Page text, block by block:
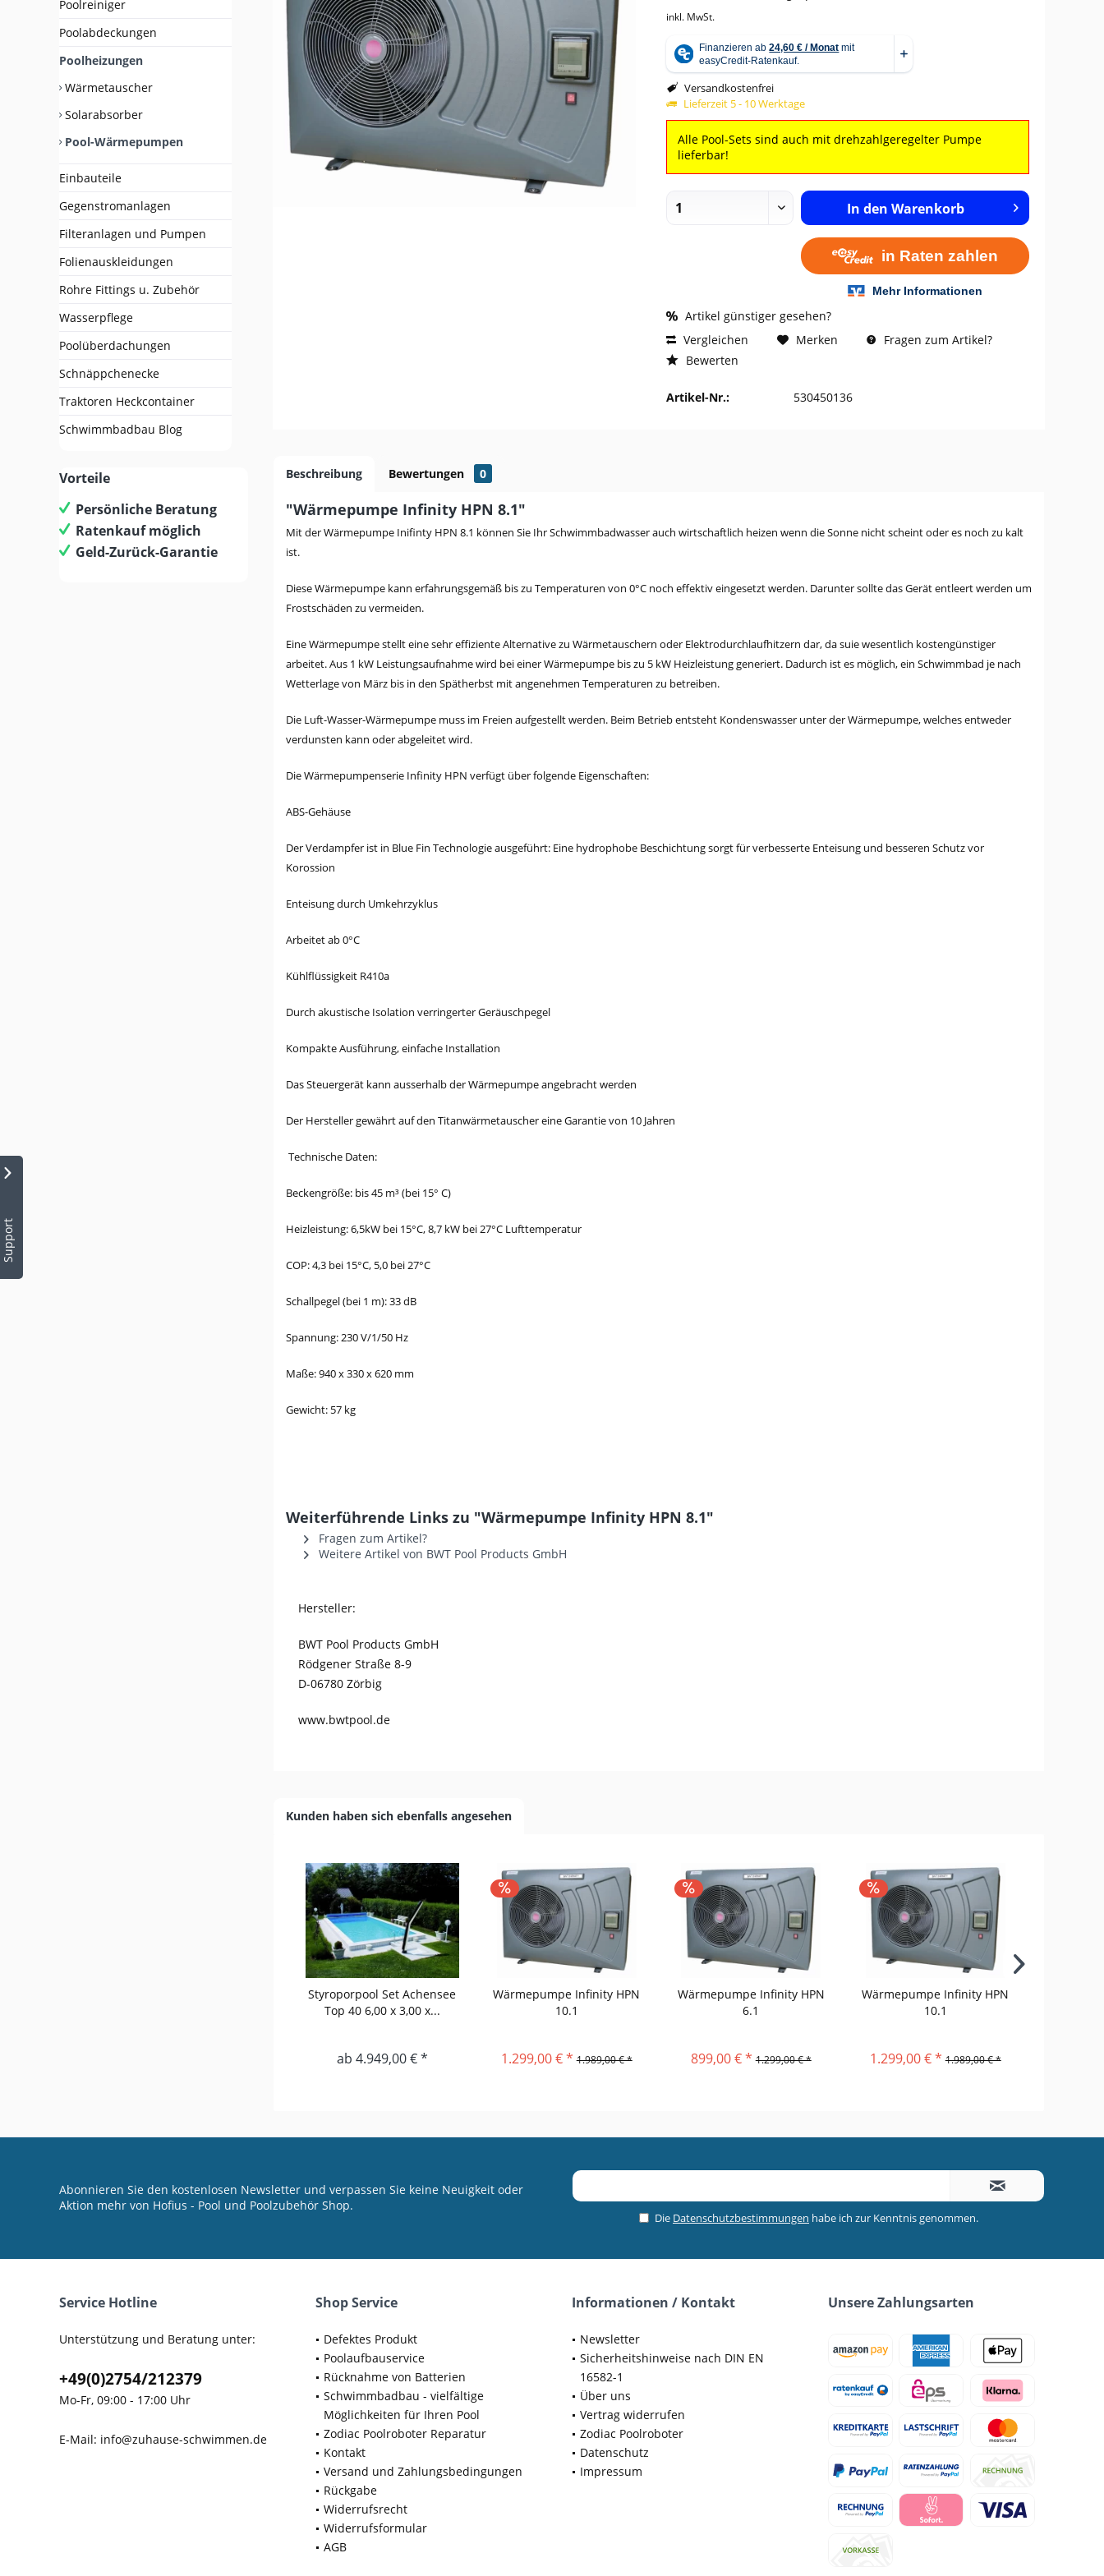
Support
Poolreiniger
Poolabdeckungen
Poolheizungen
Wärmetauscher
Solarabsorber
Pool-Wärmepumpen
Einbauteile
Gegenstromanlagen
Filteranlagen und Pumpen
Folienauskleidungen
Rohre Fittings u. Zubehör
Wasserpflege
Poolüberdachungen
Schnäppchenecke
Traktoren Heckcontainer
Schwimmbadbau Blog
Vorteile
Persönliche Beratung
Ratenkauf möglich
Geld-Zurück-Garantie
inkl. MwSt.
Versandkostenfrei
Lieferzeit 5 - 10 Werktage
Alle Pool-Sets sind auch mit drehzahlgeregelter Pumpe
lieferbar!
In den Warenkorb
Artikel günstiger gesehen?
Vergleichen
Merken
Fragen zum Artikel?
Bewerten
Artikel-Nr.: 530450136
Beschreibung Bewertungen 0
"Wärmepumpe Infinity HPN 8.1"
Mit der Wärmepumpe Inifinty HPN 8.1 können Sie Ihr Schwimmbadwasser auch wirtschaftlich heizen wenn die Sonne nicht scheint oder es noch zu kalt
ist.
Diese Wärmepumpe kann erfahrungsgemäß bis zu Temperaturen von 0°C noch effektiv eingesetzt werden. Darunter sollte das Gerät entleert werden um
Frostschäden zu vermeiden.
Eine Wärmepumpe stellt eine sehr effiziente Alternative zu Wärmetauschern oder Elektrodurchlaufhitzern dar, da suie wesentlich kostengünstiger
arbeitet. Aus 1 kW Leistungsaufnahme wird bei einer Wärmepumpe bis zu 5 kW Heizleistung generiert. Dadurch ist es möglich, ein Schwimmbad je nach
Wetterlage von März bis in den Spätherbst mit angenehmen Temperaturen zu betreiben.
Die Luft-Wasser-Wärmepumpe muss im Freien aufgestellt werden. Beim Betrieb entsteht Kondenswasser unter der Wärmepumpe, welches entweder
verdunsten kann oder abgeleitet wird.
Die Wärmepumpenserie Infinity HPN verfügt über folgende Eigenschaften:
ABS-Gehäuse
Der Verdampfer ist in Blue Fin Technologie ausgeführt: Eine hydrophobe Beschichtung sorgt für verbesserte Enteisung und besseren Schutz vor
Korossion
Enteisung durch Umkehrzyklus
Arbeitet ab 0°C
Kühlflüssigkeit R410a
Durch akustische Isolation verringerter Geräuschpegel
Kompakte Ausführung, einfache Installation
Das Steuergerät kann ausserhalb der Wärmepumpe angebracht werden
Der Hersteller gewährt auf den Titanwärmetauscher eine Garantie von 10 Jahren
Technische Daten:
Beckengröße: bis 45 m³ (bei 15° C)
Heizleistung: 6,5kW bei 15°C, 8,7 kW bei 27°C Lufttemperatur
COP: 4,3 bei 15°C, 5,0 bei 27°C
Schallpegel (bei 1 m): 33 dB
Spannung: 230 V/1/50 Hz
Maße: 940 x 330 x 620 mm
Gewicht: 57 kg
Weiterführende Links zu "Wärmepumpe Infinity HPN 8.1"
Fragen zum Artikel?
Weitere Artikel von BWT Pool Products GmbH
Hersteller:
BWT Pool Products GmbH
Rödgener Straße 8-9
D-06780 Zörbig
www.bwtpool.de
Kunden haben sich ebenfalls angesehen
Styroporpool Set Achensee
Top 40 6,00 x 3,00 x...
ab 4.949,00 € *
Wärmepumpe Infinity HPN
10.1
1.299,00 € * 1.989,00 € *
Wärmepumpe Infinity HPN
6.1
899,00 € * 1.299,00 € *
Wärmepumpe Infinity HPN
10.1
1.299,00 € * 1.989,00 € *
Abonnieren Sie den kostenlosen Newsletter und verpassen Sie keine Neuigkeit oder
Aktion mehr von Hofius - Pool und Poolzubehör Shop.
Die Datenschutzbestimmungen habe ich zur Kenntnis genommen.
Service Hotline
Unterstützung und Beratung unter:
+49(0)2754/212379
Mo-Fr, 09:00 - 17:00 Uhr
E-Mail: info@zuhause-schwimmen.de
Shop Service
Defektes Produkt
Poolaufbauservice
Rücknahme von Batterien
Schwimmbadbau - vielfältige
Möglichkeiten für Ihren Pool
Zodiac Poolroboter Reparatur
Kontakt
Versand und Zahlungsbedingungen
Rückgabe
Widerrufsrecht
Widerrufsformular
AGB
Informationen / Kontakt
Newsletter
Sicherheitshinweise nach DIN EN
16582-1
Über uns
Vertrag widerrufen
Zodiac Poolroboter
Datenschutz
Impressum
Unsere Zahlungsarten